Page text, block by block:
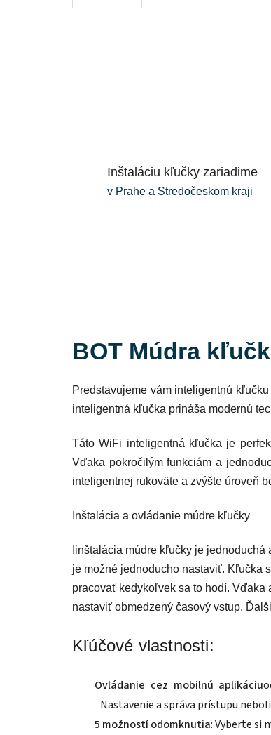
Inštaláciu kľučky zariadime
v Prahe a Stredočeskom kraji
BOT Múdra
Predstavujeme vám inteligentnú
inteligentná kľučka prináša modernú
Táto WiFi inteligentná kľučka je
Vďaka pokročilým funkciám a
inteligentnej rukoväte a zvýšte úroveň
Inštalácia a ovládanie múdre kľučky
inštalácia múdre kľučky je
je možné jednoducho nastaviť. Kľučka
pracovať kedykoľvek sa to hodí.
nastaviť obmedzený časový vstup.
Kľúčové vlastnosti:
Ovládanie cez mobilnú aplikáciu
Nastavenie a správa prístupu
5 možností odomknutia: Vyberte si